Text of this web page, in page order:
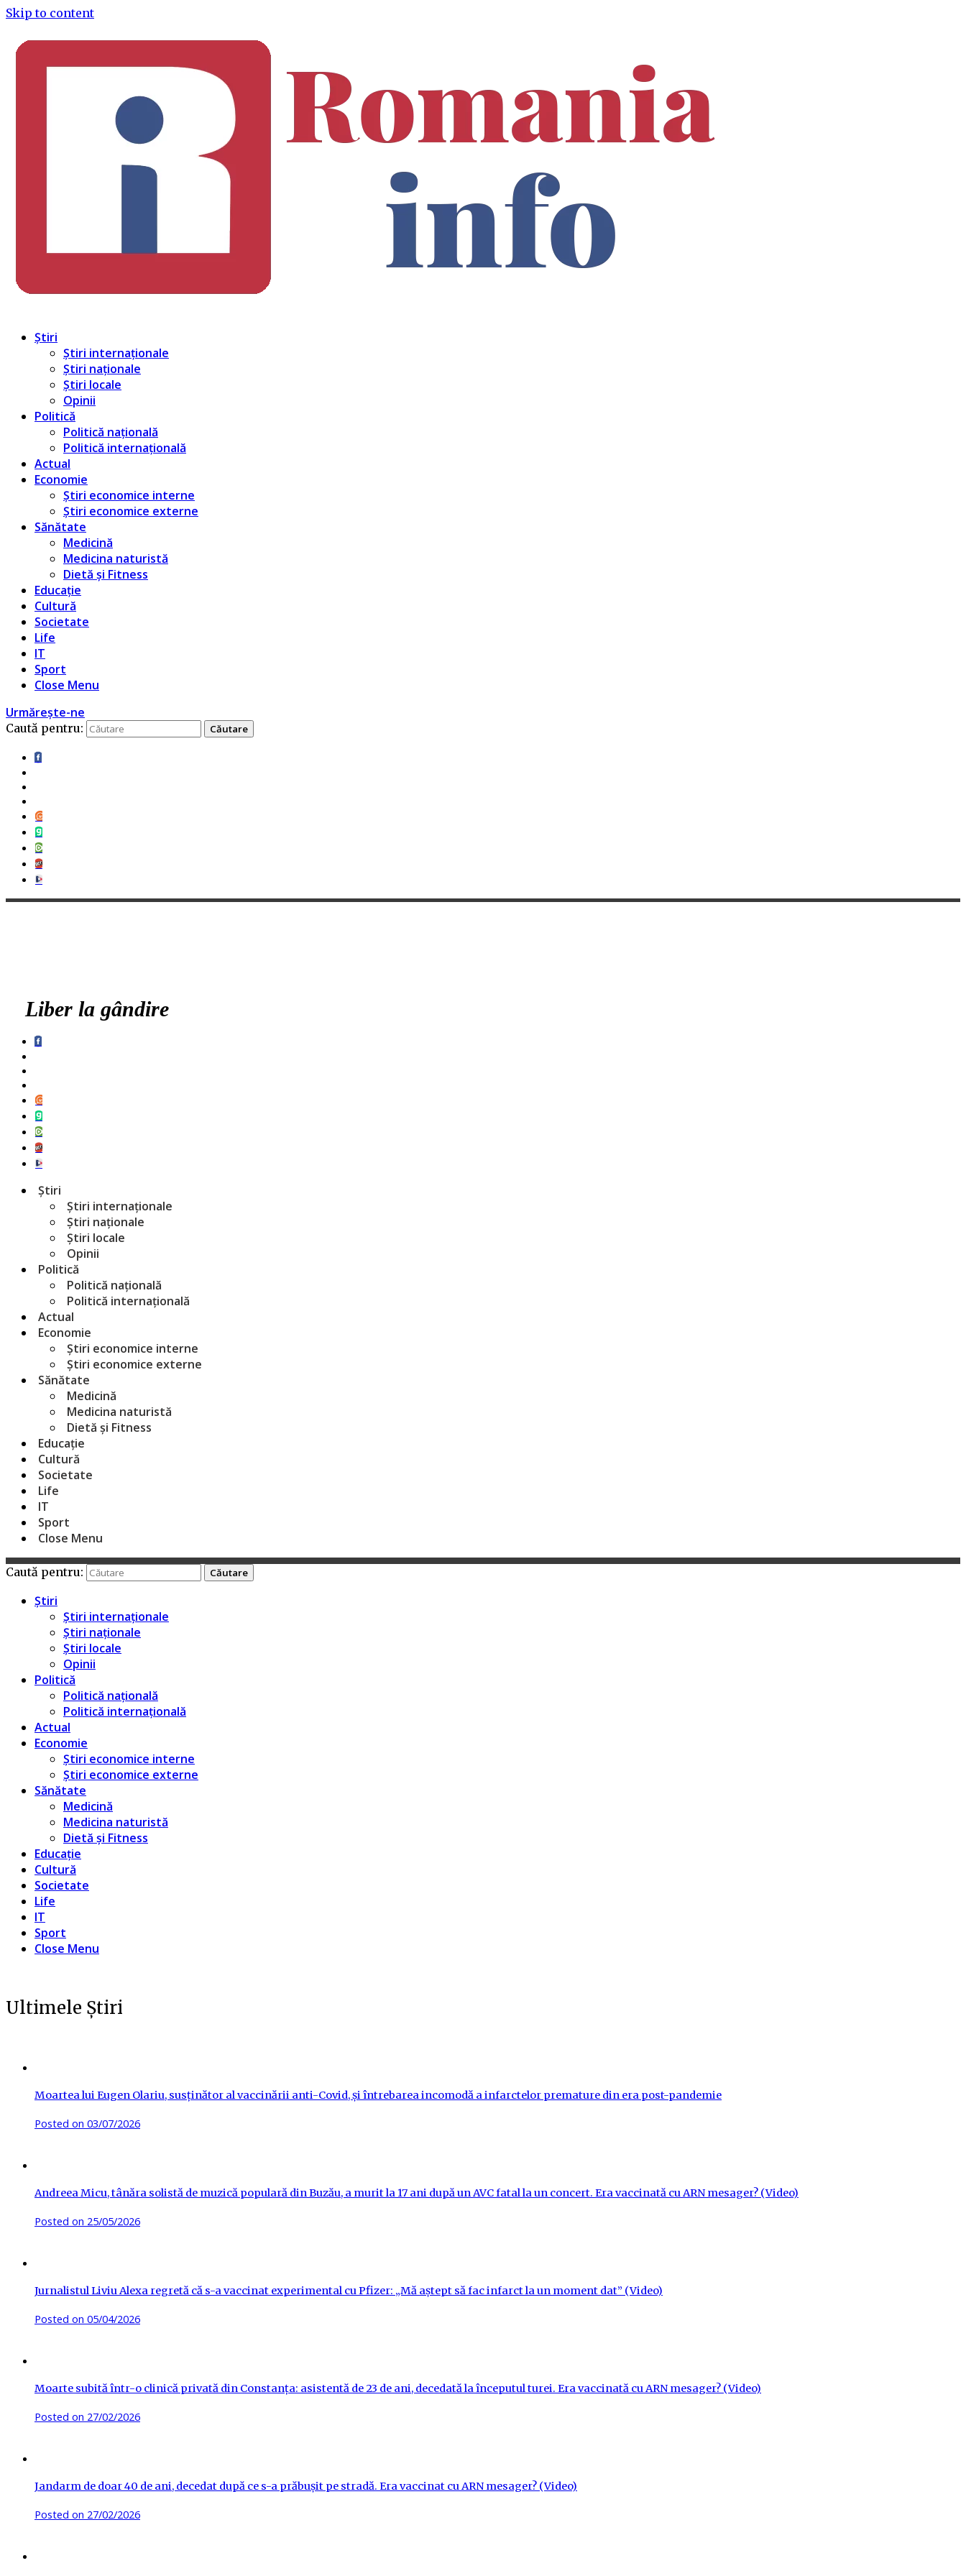
Skip to content
Știri
Știri internaționale
Știri naționale
Știri locale
Opinii
Politică
Politică națională
Politică internațională
Actual
Economie
Știri economice interne
Știri economice externe
Sănătate
Medicină
Medicina naturistă
Dietă și Fitness
Educație
Cultură
Societate
Life
IT
Sport
Close Menu
Urmărește-ne
Caută pentru:
Liber la gândire
Știri
Știri internaționale
Știri naționale
Știri locale
Opinii
Politică
Politică națională
Politică internațională
Actual
Economie
Știri economice interne
Știri economice externe
Sănătate
Medicină
Medicina naturistă
Dietă și Fitness
Educație
Cultură
Societate
Life
IT
Sport
Close Menu
Caută pentru:
Știri
Știri internaționale
Știri naționale
Știri locale
Opinii
Politică
Politică națională
Politică internațională
Actual
Economie
Știri economice interne
Știri economice externe
Sănătate
Medicină
Medicina naturistă
Dietă și Fitness
Educație
Cultură
Societate
Life
IT
Sport
Close Menu
Ultimele Știri
Moartea lui Eugen Olariu, susținător al vaccinării anti-Covid, și întrebarea incomodă a infarctelor premature din era post-pandemie
Posted on 03/07/2026
Andreea Micu, tânăra solistă de muzică populară din Buzău, a murit la 17 ani după un AVC fatal la un concert. Era vaccinată cu ARN mesager? (Video)
Posted on 25/05/2026
Jurnalistul Liviu Alexa regretă că s-a vaccinat experimental cu Pfizer: „Mă aștept să fac infarct la un moment dat” (Video)
Posted on 05/04/2026
Moarte subită într-o clinică privată din Constanța: asistentă de 23 de ani, decedată la începutul turei. Era vaccinată cu ARN mesager? (Video)
Posted on 27/02/2026
Jandarm de doar 40 de ani, decedat după ce s-a prăbușit pe stradă. Era vaccinat cu ARN mesager? (Video)
Posted on 27/02/2026